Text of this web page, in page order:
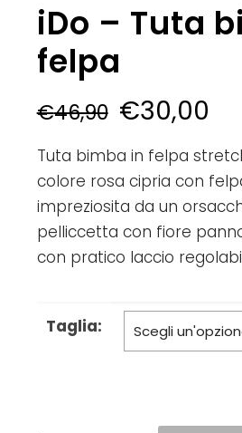
iDo – Tuta
felpa
€46,90 €30,00
Tuta bimba in felpa
colore rosa cipria con
impreziosita da un
pelliccetta con fiore
con pratico laccio
Taglia: